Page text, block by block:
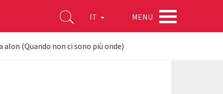
IT MENU
alon (Quando non ci sono più onde)